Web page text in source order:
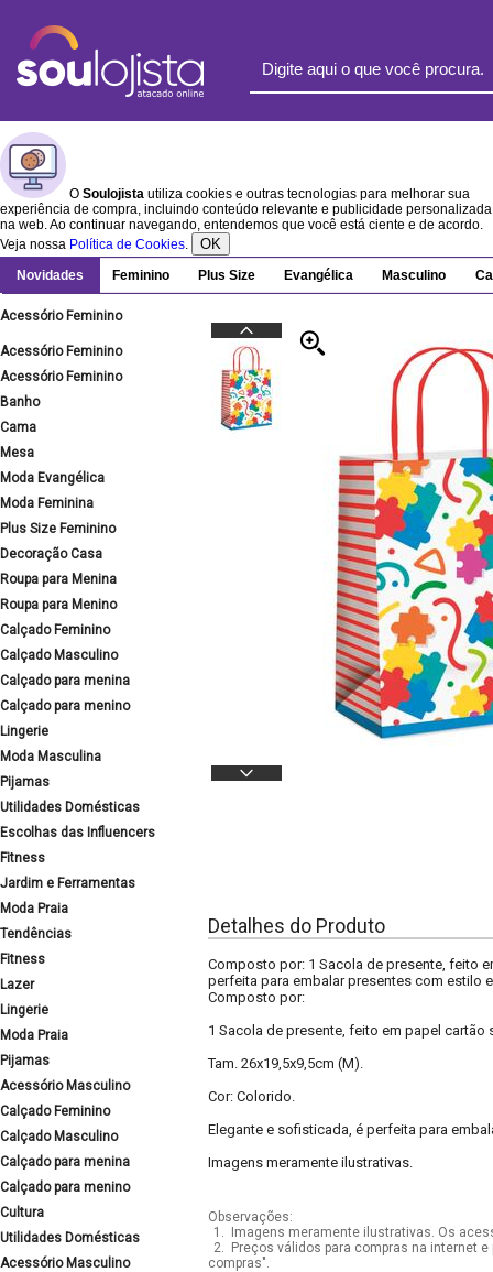
O Soulojista utiliza cookies e outras tecnologias para melhorar sua
experiência de compra, incluindo conteúdo relevante e publicidade personalizada
na web. Ao continuar navegando, entendemos que você está ciente e de acordo.
Veja nossa Política de Cookies. OK
Novidades Feminino Plus Size Evangélica Masculino
Acessório Feminino
Acessório Feminino
Acessório Feminino
Banho
Cama
Mesa
Moda Evangélica
Moda Feminina
Plus Size Feminino
Decoração Casa
Roupa para Menina
Roupa para Menino
Calçado Feminino
Calçado Masculino
Calçado para menina
Calçado para menino
Lingerie
Moda Masculina
Pijamas
Utilidades Domésticas
Escolhas das Influencers
Fitness
Jardim e Ferramentas
Moda Praia
Tendências
Fitness
Lazer
Lingerie
Moda Praia
Pijamas
Acessório Masculino
Calçado Feminino
Calçado Masculino
Calçado para menina
Calçado para menino
Cultura
Utilidades Domésticas
Acessório Masculino
Detalhes do Produto
Composto por: 1 Sacola de presente, feito
perfeita para embalar presentes com estilo
Composto por:
1 Sacola de presente, feito em papel cartão
Tam. 26x19,5x9,5cm (M).
Cor: Colorido.
Elegante e sofisticada, é perfeita para
Imagens meramente ilustrativas.
Observações:
1.
Imagens meramente ilustrativas. Os
2.
Preços válidos para compras na internet
compras".